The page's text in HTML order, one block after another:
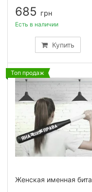
685 грн
Купить
Есть в наличии
Топ продаж
Женская именная бита